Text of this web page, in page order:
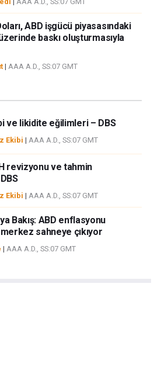
ABD işgücü piyasasındaki
üzerinde baskı oluşturmasıyla
| AAA A.D., SS:07 GMT
ve likidite eğilimleri – DBS
Ekibi | AAA A.D., SS:07 GMT
revizyonu ve tahmin
Ekibi | AAA A.D., SS:07 GMT
Bakış: ABD enflasyonu
sahneye çıkıyor
| AAA A.D., SS:07 GMT